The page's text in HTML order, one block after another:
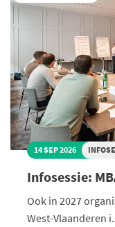
14 SEP 2026
Infosessie:
Ook in 2027
West-Vlaanderen